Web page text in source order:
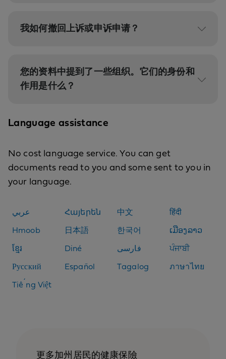
我如何撤回上诉或申诉申请？
您的资料中提到了一些组织。它们的身份和
作用是什么？
Language assistance
No cost language service. You can get
documents read to you and some sent to you in
your language.
عربي
Hmoob
ខ្មែរ
Русский
Tiếng Việt
Հայերեն
日本語
Diné
Español
中文
한국어
فارسی
Tagalog
हिंदी
ເມືອງລາວ
ਪੰਜਾਬੀ
ภาษาไทย
更多加州居民的健康保險